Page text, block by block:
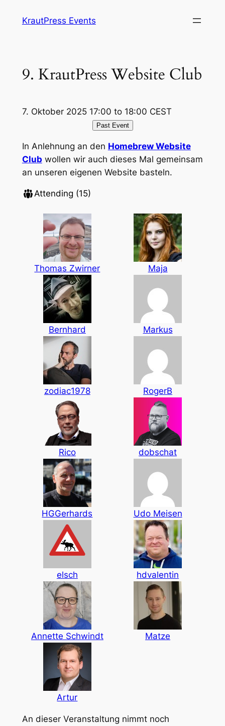
InhaltKrautPress Events
9. KrautPress Website Club
7. Oktober 2025 17:00 to 18:00 CEST
Past Event
In Anlehnung an den Homebrew Website
Clubwollen wir auch dieses Mal gemeinsam
an unseren eigenen Website basteln.
Attending (15)
Thomas Zwirner Maja
Bernhard Markus
zodiac1978 RogerB
Rico dobschat
HGGerhards Udo Meisen
elsch hdvalentin
Annette Schwindt Matze
Artur
An dieser Veranstaltung nimmt noch